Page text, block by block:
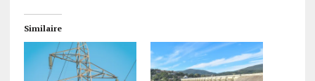
Similaire